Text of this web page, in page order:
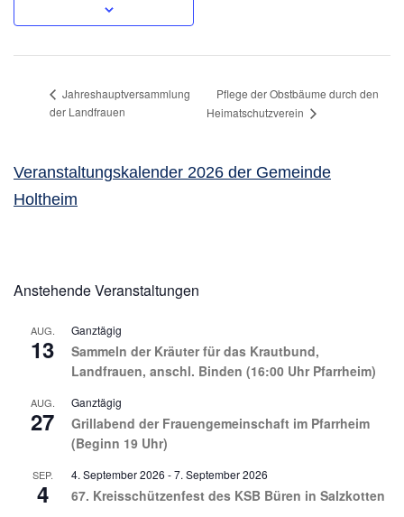
Jahreshauptversammlung
der Landfrauen
Pflege der Obstbäume durch den
Heimatschutzverein
Veranstaltungskalender 2026 der Gemeinde
Holtheim
Anstehende Veranstaltungen
AUG.
13
Ganztägig
Sammeln der Kräuter für das Krautbund,
Landfrauen, anschl. Binden (16:00 Uhr Pfarrheim)
AUG.
27
Ganztägig
Grillabend der Frauengemeinschaft im Pfarrheim
(Beginn 19 Uhr)
SEP.
4
4. September 2026 -7. September 2026
67. Kreisschützenfest des KSB Büren in Salzkotten